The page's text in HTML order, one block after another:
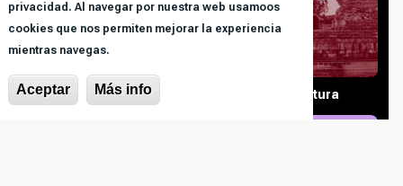
privacidad. Al navegar por nuestra web usamoos
cookies que nos permiten mejorar la experiencia
mientras navegas.
Aceptar Más info
Podcasts deportivos Podcasts de cultura